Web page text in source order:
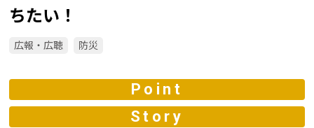
ちたい！
広報・広聴 防災
Point
Story